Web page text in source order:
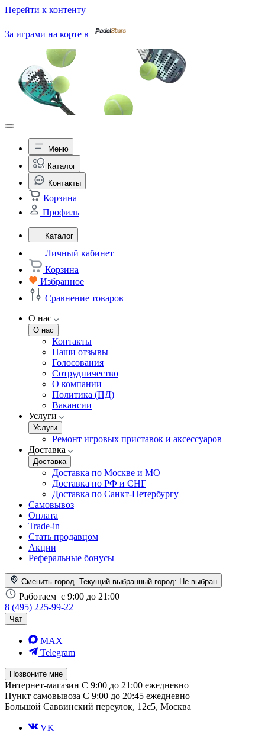
Перейти к контенту
За играми на корте в
Меню
Каталог
Контакты
Корзина
Профиль
Каталог
Личный кабинет
Корзина
Избранное
Сравнение товаров
О нас
О нас
Контакты
Наши отзывы
Голосования
Сотрудничество
О компании
Политика (ПД)
Вакансии
Услуги
Услуги
Ремонт игровых приставок и аксессуаров
Доставка
Доставка
Доставка по Москве и МО
Доставка по РФ и СНГ
Доставка по Санкт-Петербургу
Самовывоз
Оплата
Trade-in
Стать продавцом
Акции
Реферальные бонусы
Сменить город. Текущий выбранный город: Не выбран
Работаем с 9:00 до 21:00
8 (495) 225-99-22
Чат
MAX
Telegram
Позвоните мне
Интернет-магазин С 9:00 до 21:00 ежедневно
Пункт самовывоза С 9:00 до 20:45 ежедневно
Большой Саввинский переулок, 12с5, Москва
VK